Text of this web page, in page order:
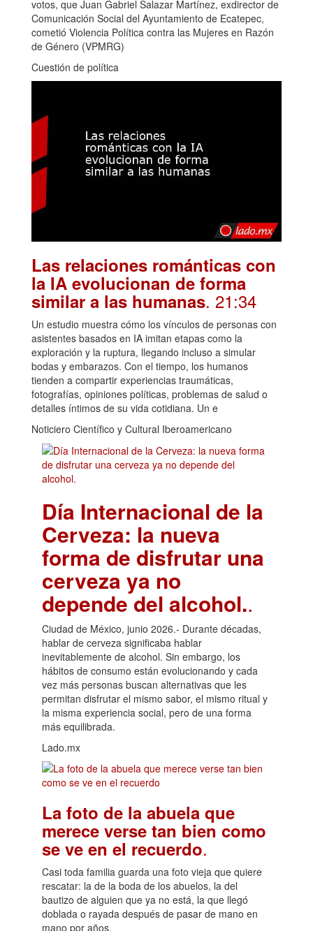
votos, que Juan Gabriel Salazar Martínez, exdirector de
Comunicación Social del Ayuntamiento de Ecatepec,
cometió Violencia Política contra las Mujeres en Razón
de Género (VPMRG)
Cuestión de política
Las relaciones románticas con
la IA evolucionan de forma
similar a las humanas. 21:34
Un estudio muestra cómo los vínculos de personas con
asistentes basados en IA imitan etapas como la
exploración y la ruptura, llegando incluso a simular
bodas y embarazos. Con el tiempo, los humanos
tienden a compartir experiencias traumáticas,
fotografías, opiniones políticas, problemas de salud o
detalles íntimos de su vida cotidiana. Un e
Noticiero Científico y Cultural Iberoamericano
Día Internacional de la
Cerveza: la nueva
forma de disfrutar una
cerveza ya no
depende del alcohol..
Ciudad de México, junio 2026.- Durante décadas,
hablar de cerveza significaba hablar
inevitablemente de alcohol. Sin embargo, los
hábitos de consumo están evolucionando y cada
vez más personas buscan alternativas que les
permitan disfrutar el mismo sabor, el mismo ritual y
la misma experiencia social, pero de una forma
más equilibrada.
Lado.mx
La foto de la abuela que
merece verse tan bien como
se ve en el recuerdo.
Casi toda familia guarda una foto vieja que quiere
rescatar: la de la boda de los abuelos, la del
bautizo de alguien que ya no está, la que llegó
doblada o rayada después de pasar de mano en
mano por años.